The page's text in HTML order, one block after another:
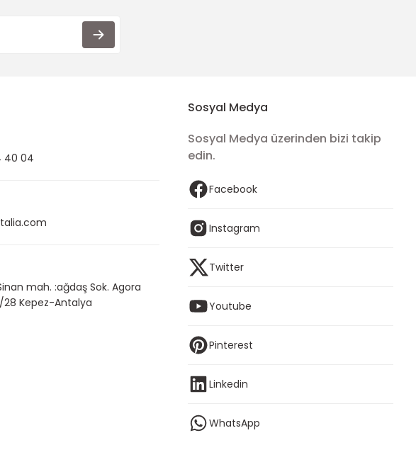
40 04
mah. :ağdaş Sok. Agora
28 Kepez-Antalya
Sosyal Medya
Sosyal Medya üzerinden bizi takip
edin.
Facebook
Instagram
Twitter
Youtube
Pinterest
Linkedin
WhatsApp